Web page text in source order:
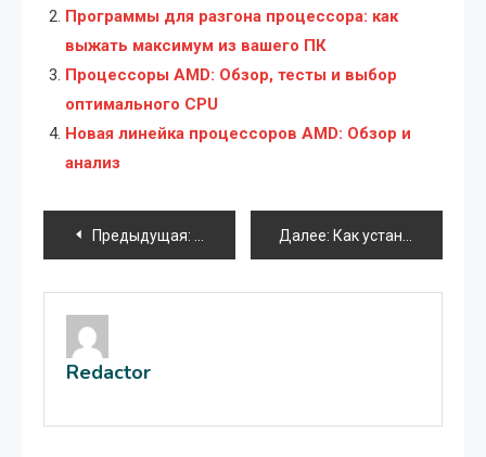
Программы для разгона процессора: как
выжать максимум из вашего ПК
Процессоры AMD: Обзор, тесты и выбор
оптимального CPU
Новая линейка процессоров AMD: Обзор и
анализ
Навигация
по
записям
Предыдущая: Замена клавиатуры на ноутбуке:
Далее: Как установить Viber на ноутбук в Украине: Подробное руководство
Redactor